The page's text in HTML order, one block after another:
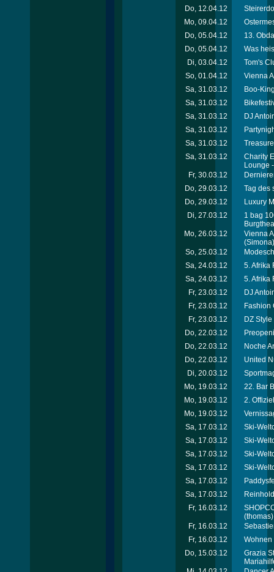
Do, 12.04.12
Mo, 09.04.12
Do, 05.04.12
13.
Do, 05.04.12
Was
Di, 03.04.12
Tom's
So, 01.04.12
Vienna
Sa, 31.03.12
Boo-
Sa, 31.03.12
Sa, 31.03.12
DJ
Sa, 31.03.12
Sa, 31.03.12
Sa, 31.03.12
Charity
Lounge
Fr, 30.03.12
Do, 29.03.12
Tag des
Do, 29.03.12
Luxury
Di, 27.03.12
1 bag
Mo, 26.03.12
Vienna
(Simona)
So, 25.03.12
Sa, 24.03.12
5. Afrika
Sa, 24.03.12
5. Afrika
Fr, 23.03.12
DJ
Fr, 23.03.12
Fashion
Fr, 23.03.12
DZ
Do, 22.03.12
Do, 22.03.12
Noche
Do, 22.03.12
United
Di, 20.03.12
Mo, 19.03.12
22. Bar
Mo, 19.03.12
2.
Mo, 19.03.12
Sa, 17.03.12
Ski-
Sa, 17.03.12
Ski-
Sa, 17.03.12
Ski-
Sa, 17.03.12
Ski-
Sa, 17.03.12
Sa, 17.03.12
Fr, 16.03.12
(thomas)
Fr, 16.03.12
Fr, 16.03.12
Wohnen
Do, 15.03.12
Grazia